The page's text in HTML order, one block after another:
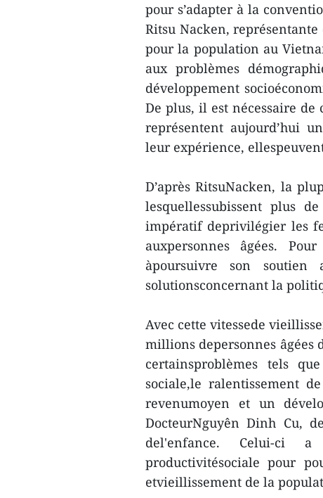
pour s’adapter à la
Ritsu Nacken,
pour la population au
aux problèmes
développement
De plus, il est nécessaire de
représentent aujourd’hui
leur expérience,
D’après RitsuNacken, la
lesquellessubissent plus
impératif deprivilégier les
auxpersonnes âgées.
àpoursuivre son
solutionsconcernant la
Avec cette vitessede
millions depersonnes âgées
certainsproblèmes tels
sociale,le ralentissement
revenumoyen et un
DocteurNguyên Dinh Cu,
del'enfance. Celui-ci
productivitésociale pour
etvieillissement de la